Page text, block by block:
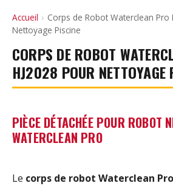
Accueil › Corps de Robot Waterclean Pro
Nettoyage Piscine
CORPS DE ROBOT
HJ2028 POUR NETTOYAGE
PIÈCE DÉTACHÉE POUR ROBOT
WATERCLEAN PRO
Le corps de robot Waterclean Pro